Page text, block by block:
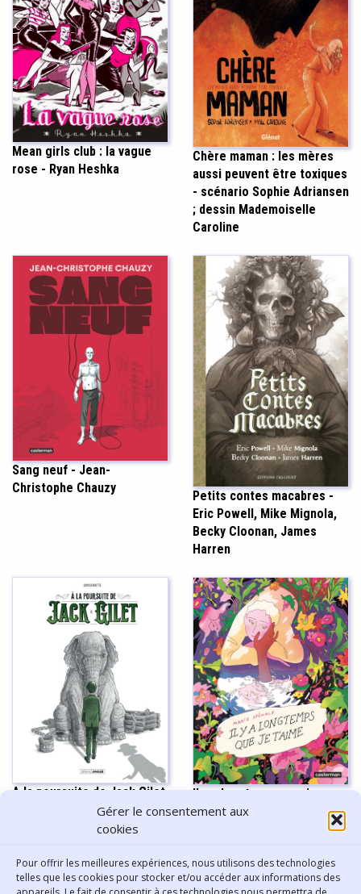
Gérer le consentement aux
cookies
Pour offrir les meilleures expériences, nous utilisons des technologies
telles que les cookies pour stocker et/ou accéder aux informations des
Mean girls club : la vague
rose - Ryan Heshka
Chère maman : les mères
aussi peuvent être toxiques
- scénario Sophie Adriansen
; dessin Mademoiselle
Caroline
Sang neuf - Jean-
Christophe Chauzy
Petits contes macabres -
Eric Powell, Mike Mignola,
Becky Cloonan, James
Harren
A la poursuite de Jack Gilet
Il y a longtemps que je
t’aime - Marie Spénale
Afficher plus